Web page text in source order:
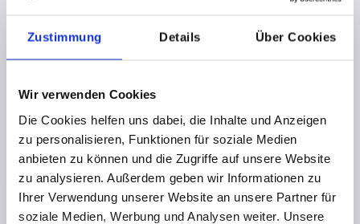
Zustimmung Details Über Cookies
Wir verwenden Cookies
Die Cookies helfen uns dabei, die Inhalte und Anzeigen
zu personalisieren, Funktionen für soziale Medien
anbieten zu können und die Zugriffe auf unsere Website
zu analysieren. Außerdem geben wir Informationen zu
Ihrer Verwendung unserer Website an unsere Partner für
soziale Medien, Werbung und Analysen weiter. Unsere
HÖHE=25
7,85 €
zzgl. Versandkosten
K0145 D